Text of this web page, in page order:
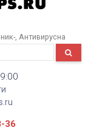
Антивирусна
36